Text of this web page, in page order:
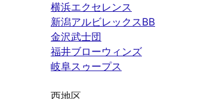
横浜エクセレンス
新潟アルビレックスBB
金沢武士団
福井ブローウィンズ
岐阜スゥープス
西地区